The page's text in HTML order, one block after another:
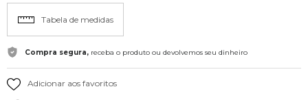
Tabela de medidas
Compra segura, receba o produto ou devolvemos seu dinheiro
Adicionar aos favoritos